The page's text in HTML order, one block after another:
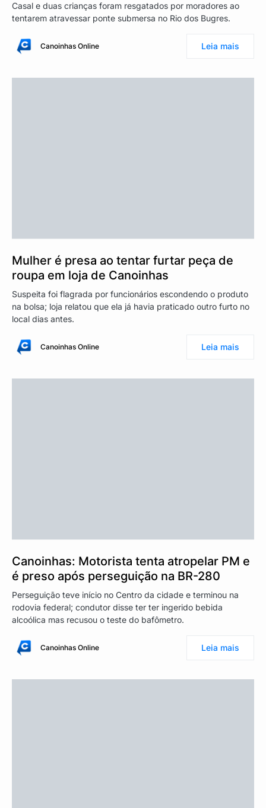
Casal e duas crianças foram resgatados por moradores ao
tentarem atravessar ponte submersa no Rio dos Bugres.
Canoinhas Online Leia mais
Mulher é presa ao tentar furtar peça de
roupa em loja de Canoinhas
Suspeita foi flagrada por funcionários escondendo o produto
na bolsa; loja relatou que ela já havia praticado outro furto no
local dias antes.
Canoinhas Online Leia mais
Canoinhas: Motorista tenta atropelar PM e
é preso após perseguição na BR-280
Perseguição teve início no Centro da cidade e terminou na
rodovia federal; condutor disse ter ter ingerido bebida
alcoólica mas recusou o teste do bafômetro.
Canoinhas Online Leia mais